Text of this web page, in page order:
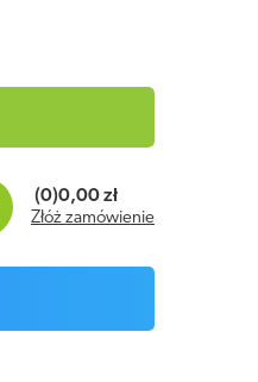
(0)0,00 zł
Złóż zamówienie